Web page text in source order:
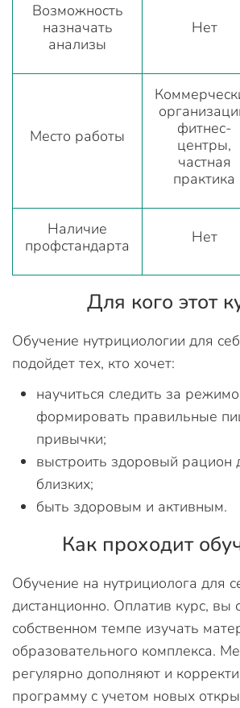
Возможность
назначать
анализы
Нет
Место работы
фитнес-
центры,
частная
практика
Наличие
профстандарта
Нет
Для кого этот
Обучение нутрициологии для
подойдет тех, кто хочет:
научиться следить за
формировать правильные
привычки;
выстроить здоровый рацион
близких;
быть здоровым и активным.
Как проходит
Обучение на нутрициолога для
дистанционно. Оплатив курс, вы
собственном темпе изучать
образовательного комплекса.
регулярно дополняют и
программу с учетом новых